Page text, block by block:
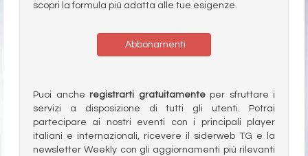
scopri la formula più adatta alle tue esigenze.
Abbonamenti
Puoi anche registrarti gratuitamenteper sfruttare i
servizi a disposizione di tutti gli utenti. Potrai
partecipare ai nostri eventi con i principali player
italiani e internazionali, ricevere il siderweb TG e la
newsletter Weekly con gli aggiornamenti più rilevanti